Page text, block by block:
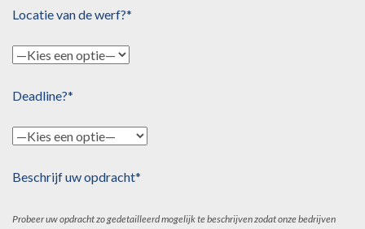
Locatie van de werf?*
Deadline?*
Beschrijf uw opdracht*
Probeer uw opdracht zo gedetailleerd mogelijk te beschrijven zodat onze bedrijven